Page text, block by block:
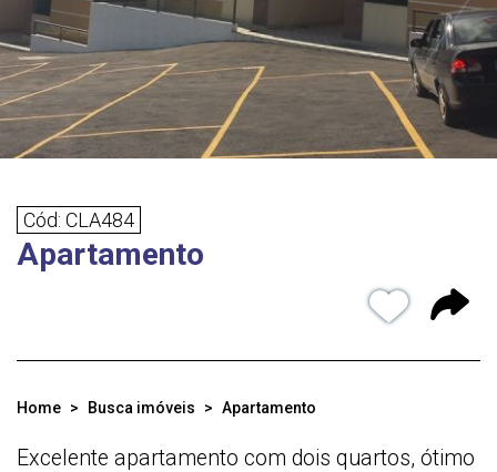
Cód: CLA484
Apartamento
Home Busca imóveis Apartamento
Excelente apartamento com dois quartos, ótimo